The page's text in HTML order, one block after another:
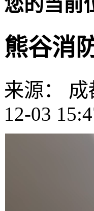
熊谷消
来源：
12-03